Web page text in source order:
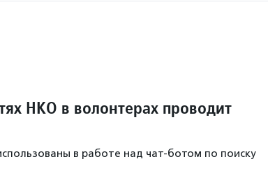
НКО в волонтерах проводит
в работе над чат-ботом по поиску